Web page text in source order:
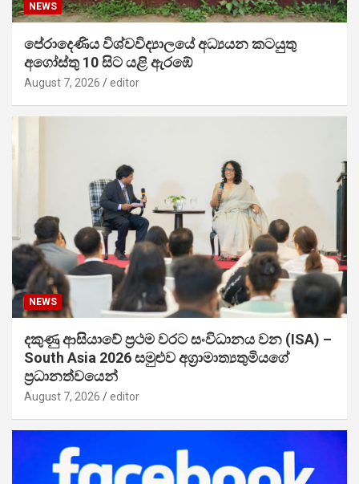
NEWS
පේරාදෙණිය විශ්වවිද්‍යාලයේ අධ්‍යයන කටයුතු
අගෝස්තු 10 සිට යළි ඇරඹේ
August 7, 2026 editor
NEWS
දකුණු ආසියාවේ ප්‍රථම වරට සංවිධානය වන (ISA) –
South Asia 2026 සමුළුව අග්‍රාමාත්‍යතුමියගේ
ප්‍රධානත්වයෙන්
August 7, 2026 editor